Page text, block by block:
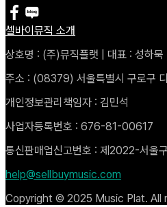
셀바이뮤직 소개
상호명 : (주)뮤직플랫 | 대표 : 성하묵
주소 : (08379) 서울특별시 구로구
개인정보관리책임자 : 김민석
사업자등록번호 : 676-81-00617
통신판매업신고번호 : 제2022-서울
help@sellbuymusic.com
Copyright © 2025 Music Plat. All